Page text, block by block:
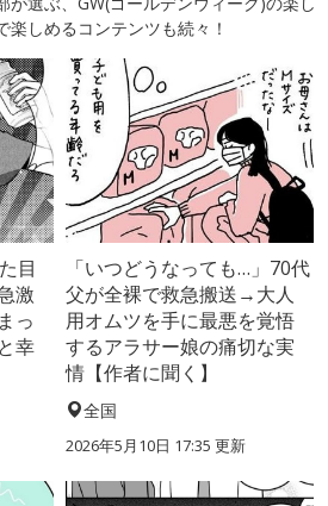
楽しめるコンテンツも続々！
目
激
っ
幸
「いつどうなっても…」70代
父が全裸で救急搬送→大人
用オムツを手に最悪を覚悟
するアラサー娘の痛切な実
情【作者に聞く】
全国
2026年5月10日 17:35 更新